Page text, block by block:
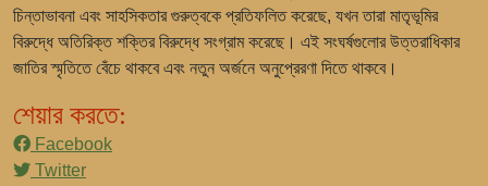
চিন্তাভাবনা এবং সাহসিকতার গুরুত্বকে প্রতিফলিত করেছে, যখন তারা মাতৃভূমির
বিরুদ্ধে অতিরিক্ত শক্তির বিরুদ্ধে সংগ্রাম করেছে। এই সংঘর্ষগুলোর উত্তরাধিকার
জাতির স্মৃতিতে বেঁচে থাকবে এবং নতুন অর্জনে অনুপ্রেরণা দিতে থাকবে।
শেয়ার করতে:
Facebook
Twitter